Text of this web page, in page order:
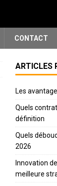
CONTACT
ARTICLES
Les
Quels
définition
Quels
2026
Innovation
meilleure